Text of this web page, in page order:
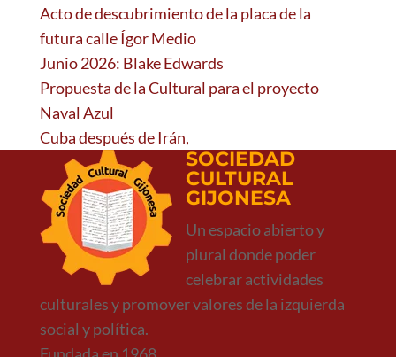
Acto de descubrimiento de la placa de la
futura calle Ígor Medio
Junio 2026: Blake Edwards
Propuesta de la Cultural para el proyecto
Naval Azul
Cuba después de Irán,
SOCIEDAD
CULTURAL
GIJONESA
Un espacio abierto y
plural donde poder
celebrar actividades
culturales y promover valores de la izquierda
social y política.